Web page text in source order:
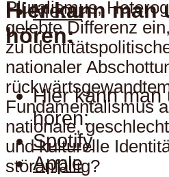
Menu
Hier kann man
hören:
Hier kann man
hören:
Spotify
Apple
Pluralismus,
gelebte Differenz
zu
nationaler
Fundamentalismus
nationale,
und kulturelle
störanfällig?